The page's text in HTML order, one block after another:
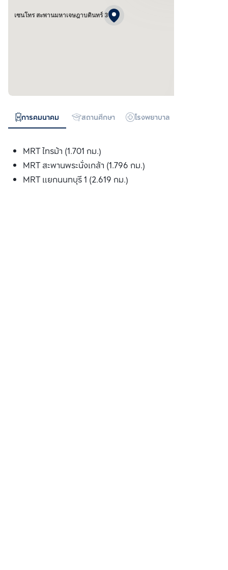
เซนโทร สะพานมหาเจษฎาบดินทร์ 3
การคมนาคม สถานศึกษา โรงพยาบาล
MRT ไทรม้า (1.701 กม.)
MRT สะพานพระนั่งเกล้า (1.796 กม.)
MRT แยกนนทบุรี 1 (2.619 กม.)